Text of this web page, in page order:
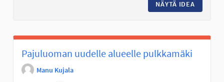
NÄYTÄ IDEA
Pajuluoman uudelle alueelle pulkkamäki
Manu Kujala